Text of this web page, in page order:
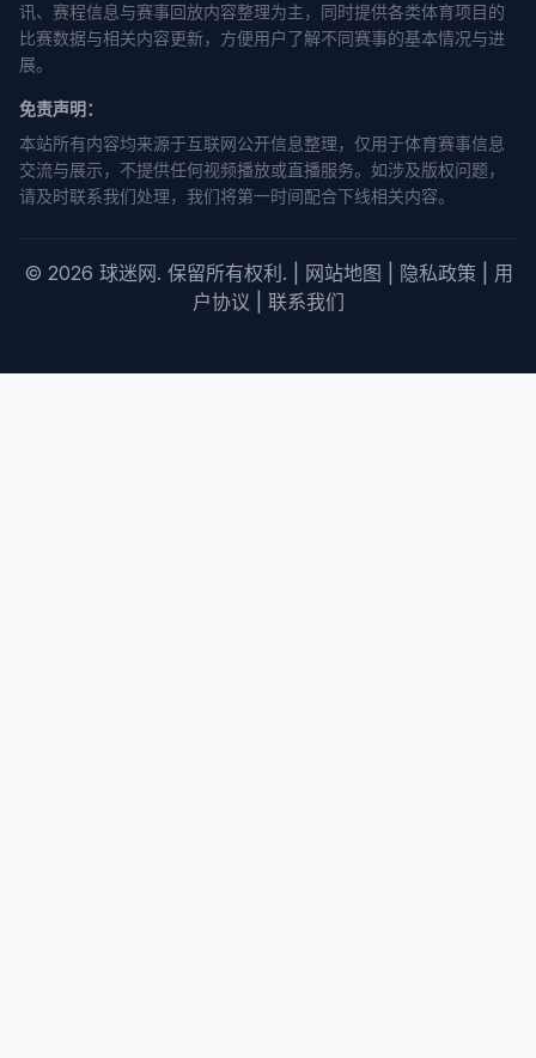
讯、赛程信息与赛事回放内容整理为主，同时提供各类体育项目的
比赛数据与相关内容更新，方便用户了解不同赛事的基本情况与进
展。
免责声明：
本站所有内容均来源于互联网公开信息整理，仅用于体育赛事信息
交流与展示，不提供任何视频播放或直播服务。如涉及版权问题，
请及时联系我们处理，我们将第一时间配合下线相关内容。
© 2026 球迷网. 保留所有权利. | 网站地图 隐私政策
用
户协议
联系我们